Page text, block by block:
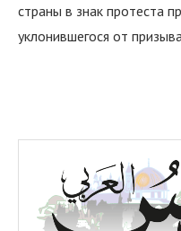
страны в знак протеста
уклонившегося от